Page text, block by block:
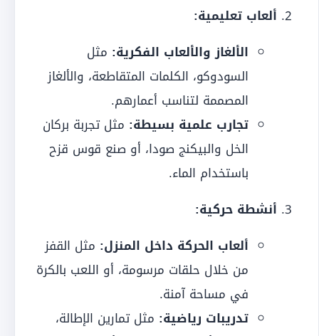
ألعاب تعليمية:
الألغاز والألعاب الفكرية: مثل
السودوكو، الكلمات المتقاطعة، والألغاز
المصممة لتناسب أعمارهم.
تجارب علمية بسيطة: مثل تجربة بركان
الخل والبيكنج صودا، أو صنع قوس قزح
باستخدام الماء.
أنشطة حركية:
ألعاب الحركة داخل المنزل: مثل القفز
من خلال حلقات مرسومة، أو اللعب بالكرة
في مساحة آمنة.
تدريبات رياضية: مثل تمارين الإطالة،